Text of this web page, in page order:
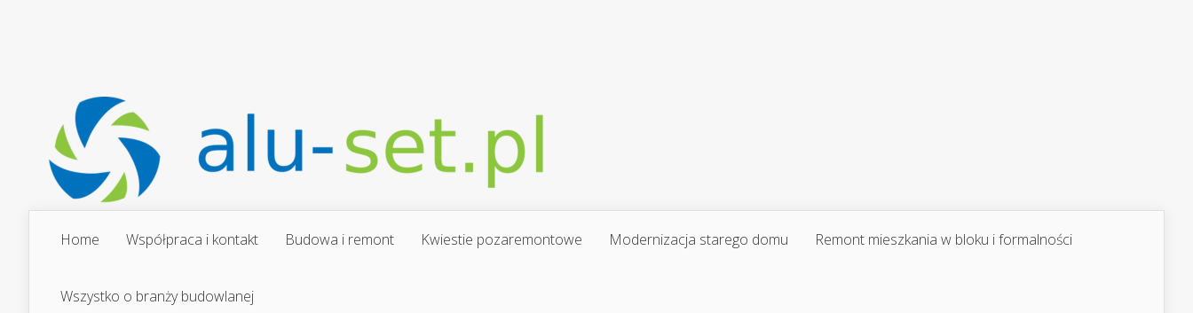
Home Współpraca i kontakt Budowa i remont Kwiestie pozaremontowe Modernizacja starego domu Remont mieszkania w bloku i formalności
Wszystko o branży budowlanej